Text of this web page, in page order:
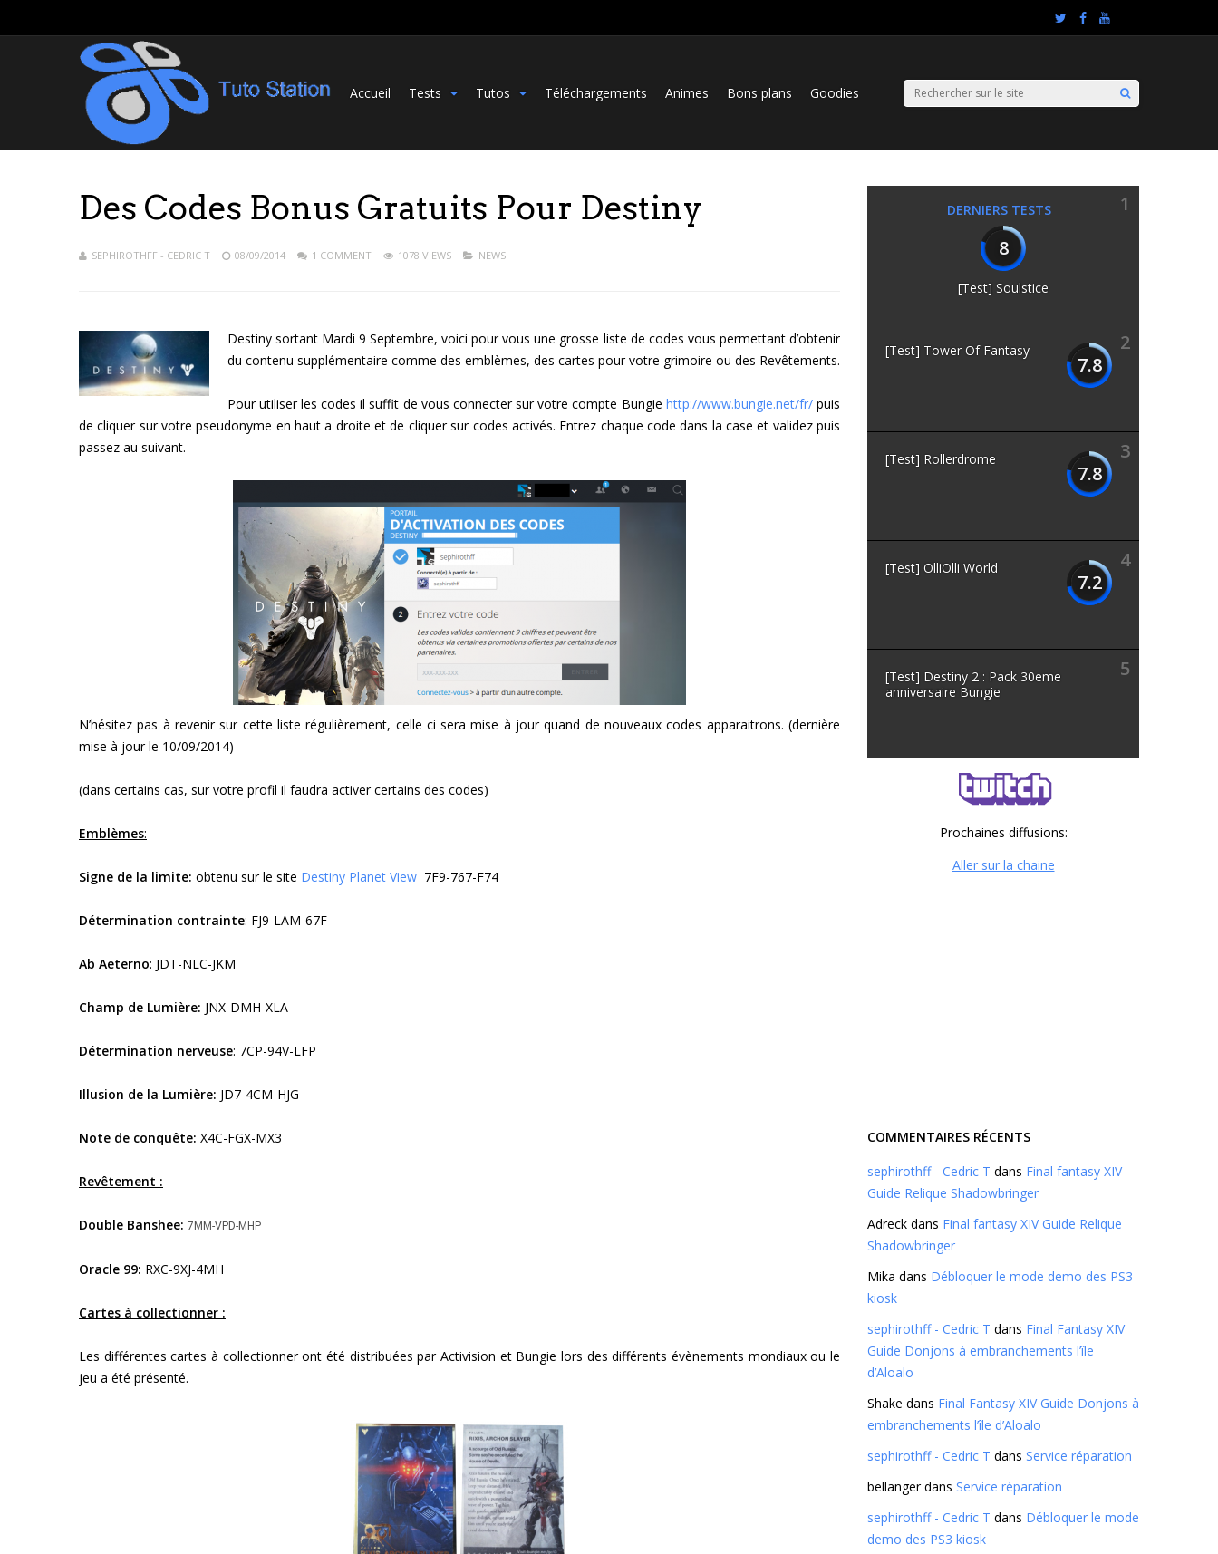
Accueil Tests Tutos Téléchargements Animes Bons plans Goodies
Des Codes Bonus Gratuits Pour Destiny
SEPHIROTHFF - CEDRIC T 08/09/2014 1 COMMENT 1078 VIEWS NEWS
Destiny sortant Mardi 9 Septembre, voici pour vous une grosse liste de codes vous permettant d’obtenir
du contenu supplémentaire comme des emblèmes, des cartes pour votre grimoire ou des Revêtements.
Pour utiliser les codes il suffit de vous connecter sur votre compte Bungie http://www.bungie.net/fr/puis
de cliquer sur votre pseudonyme en haut a droite et de cliquer sur codes activés. Entrez chaque code dans la case et validez puis
passez au suivant.
N’hésitez pas à revenir sur cette liste régulièrement, celle ci sera mise à jour quand de nouveaux codes apparaitrons. (dernière
mise à jour le 10/09/2014)
(dans certains cas, sur votre profil il faudra activer certains des codes)
Emblèmes:
Signe de la limite: obtenu sur le site Destiny Planet View 7F9-767-F74
Détermination contrainte: FJ9-LAM-67F
Ab Aeterno: JDT-NLC-JKM
Champ de Lumière: JNX-DMH-XLA
Détermination nerveuse: 7CP-94V-LFP
Illusion de la Lumière: JD7-4CM-HJG
Note de conquête: X4C-FGX-MX3
Revêtement :
Double Banshee: 7MM-VPD-MHP
Oracle 99: RXC-9XJ-4MH
Cartes à collectionner :
Les différentes cartes à collectionner ont été distribuées par Activision et Bungie lors des différents évènements mondiaux ou le
jeu a été présenté.
DERNIERS TESTS
1
8
[Test] Soulstice
2
7.8
[Test] Tower Of Fantasy
3
7.8
[Test] Rollerdrome
4
7.2
[Test] OlliOlli World
5
[Test] Destiny 2 : Pack 30eme
anniversaire Bungie
Prochaines diffusions:
Aller sur la chaine
COMMENTAIRES RÉCENTS
sephirothff - Cedric T dans Final fantasy XIV
Guide Relique Shadowbringer
Adreck dans Final fantasy XIV Guide Relique
Shadowbringer
Mika dans Débloquer le mode demo des PS3
kiosk
sephirothff - Cedric T dans Final Fantasy XIV
Guide Donjons à embranchements l’île
d’Aloalo
Shake dans Final Fantasy XIV Guide Donjons à
embranchements l’île d’Aloalo
sephirothff - Cedric T dans Service réparation
bellangerdans Service réparation
sephirothff - Cedric T dans Débloquer le mode
demo des PS3 kiosk